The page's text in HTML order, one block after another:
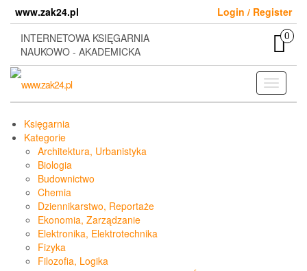
content
www.zak24.pl
Login / Register
INTERNETOWA KSIĘGARNIA
NAUKOWO - AKADEMICKA
0
Toggle
Księgarnia
Kategorie
Architektura, Urbanistyka
Biologia
Budownictwo
Chemia
Dziennikarstwo, Reportaże
Ekonomia, Zarządzanie
Elektronika, Elektrotechnika
Fizyka
Filozofia, Logika